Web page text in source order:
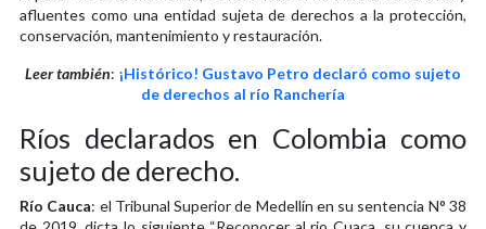
afluentes como una entidad sujeta de derechos a la protección,
conservación, mantenimiento y restauración.
Leer también: ¡Histórico! Gustavo Petro declaró como sujeto
de derechos al río Ranchería
Ríos declarados en Colombia como
sujeto de derecho.
Río Cauca: el Tribunal Superior de Medellín en su sentencia N° 38